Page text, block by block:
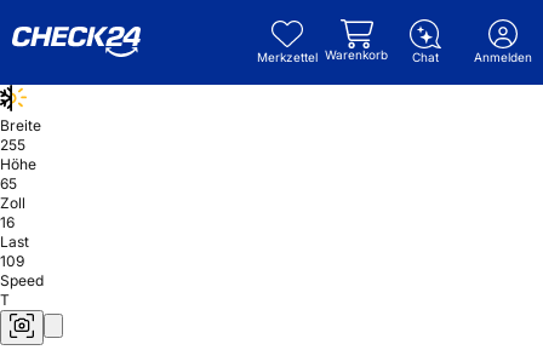
Merkzettel Warenkorb Chat Anmelden
Breite
255
Höhe
65
Zoll
16
Last
109
Speed
T